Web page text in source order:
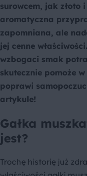
surowcem, jak złoto
aromatyczna
zapomniana, ale
jej cenne
wzbogaci smak
skutecznie pomoże
poprawi
artykule!
Gałka
jest?
Trochę historię już